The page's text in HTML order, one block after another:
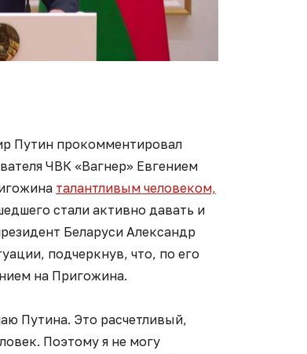
Путин прокомментировал
ЧВК «Вагнер» Евгением
талантливым человеком,
стали активно давать и
Беларуси Александр
подчеркнув, что, по его
на Пригожина.
Путина. Это расчетливый,
Поэтому я не могу